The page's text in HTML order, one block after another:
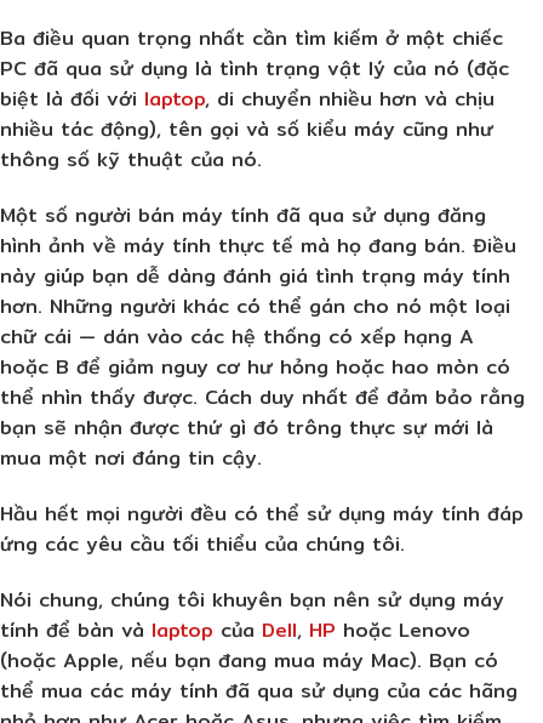
Ba điều quan trọng nhất cần tìm kiếm ở một chiếc
PC đã qua sử dụng là tình trạng vật lý của nó (đặc
biệt là đối với laptop, di chuyển nhiều hơn và chịu
nhiều tác động), tên gọi và số kiểu máy cũng như
thông số kỹ thuật của nó.
Một số người bán máy tính đã qua sử dụng đăng
hình ảnh về máy tính thực tế mà họ đang bán. Điều
này giúp bạn dễ dàng đánh giá tình trạng máy tính
hơn. Những người khác có thể gán cho nó một loại
chữ cái — dán vào các hệ thống có xếp hạng A
hoặc B để giảm nguy cơ hư hỏng hoặc hao mòn có
thể nhìn thấy được. Cách duy nhất để đảm bảo rằng
bạn sẽ nhận được thứ gì đó trông thực sự mới là
mua một nơi đáng tin cậy.
Hầu hết mọi người đều có thể sử dụng máy tính đáp
ứng các yêu cầu tối thiểu của chúng tôi.
Nói chung, chúng tôi khuyên bạn nên sử dụng máy
tính để bàn và laptop của Dell, HP hoặc Lenovo
(hoặc Apple, nếu bạn đang mua máy Mac). Bạn có
thể mua các máy tính đã qua sử dụng của các hãng